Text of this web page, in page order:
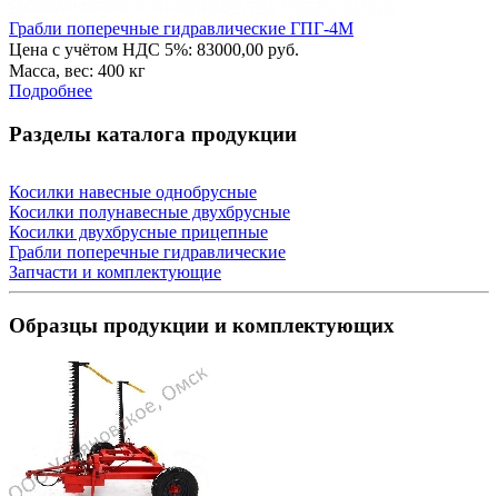
Грабли поперечные гидравлические ГПГ-4М
Цена с учётом НДС 5%: 83000,00 руб.
Масса, вес: 400 кг
Подробнее
Разделы каталога продукции
Косилки навесные однобрусные
Косилки полунавесные двухбрусные
Косилки двухбрусные прицепные
Грабли поперечные гидравлические
Запчасти и комплектующие
Образцы продукции и комплектующих